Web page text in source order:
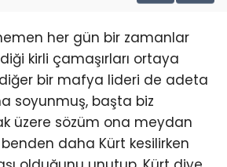
her gün bir zamanlar
kirli çamaşırları ortaya
bir mafya lideri de adeta
soyunmuş, başta biz
üzere sözüm ona meydan
daha Kürt kesilirken